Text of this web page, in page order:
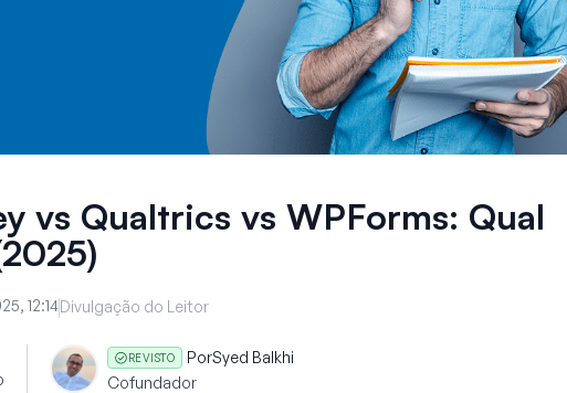
vs Qualtrics vs WPForms: Qual
12:14Divulgação do Leitor
REVISTO PorSyed Balkhi
Cofundador